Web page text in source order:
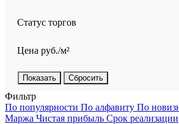
Статус торгов
Цена руб./м²
Сбросить
Фильтр
По популярности По алфавиту По
Маржа Чистая прибыль Срок реализации